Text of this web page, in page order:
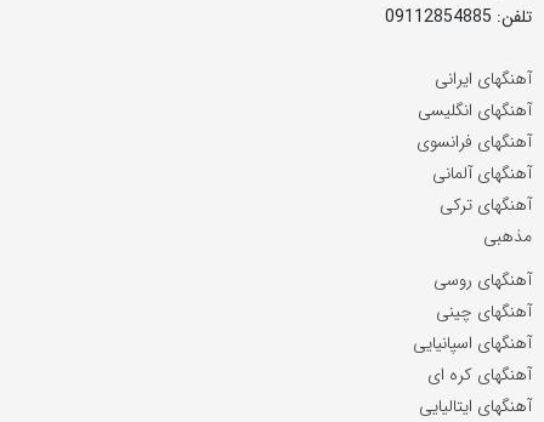
تلفن: 09112854885
آهنگهای ایرانی
آهنگهای انگلیسی
آهنگهای فرانسوی
آهنگهای آلمانی
آهنگهای ترکی
مذهبی
آهنگهای روسی
آهنگهای چینی
آهنگهای اسپانیایی
آهنگهای کره ای
آهنگهای ایتالیایی